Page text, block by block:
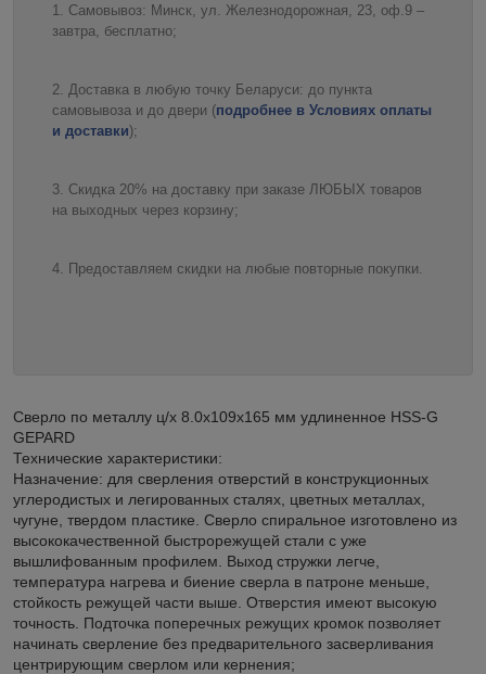
Самовывоз: Минск, ул. Железнодорожная, 23, оф.9 –
завтра, бесплатно;
Доставка в любую точку Беларуси: до пункта
самовывоза и до двери (подробнее в Условиях оплаты
и доставки);
Скидка 20% на доставку при заказе ЛЮБЫХ товаров
на выходных через корзину;
Предоставляем скидки на любые повторные покупки.
Сверло по металлу ц/х 8.0х109х165 мм удлиненное HSS-G
GEPARD
Технические характеристики:
Назначение: для сверления отверстий в конструкционных
углеродистых и легированных сталях, цветных металлах,
чугуне, твердом пластике. Сверло спиральное изготовлено из
высококачественной быстрорежущей стали с уже
вышлифованным профилем. Выход стружки легче,
температура нагрева и биение сверла в патроне меньше,
стойкость режущей части выше. Отверстия имеют высокую
точность. Подточка поперечных режущих кромок позволяет
начинать сверление без предварительного засверливания
центрирующим сверлом или кернения;